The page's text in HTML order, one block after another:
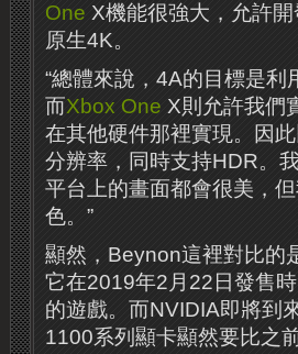
One X機能很強大，允許
原生4K。
“總體來說，4A的目標是
而Xbox One X則允許我們
在其他硬件那裡實現。因
分辨率，同時支持HDR。
平台上的畫面都會很美，
色。”
顯然，Beynon這裡對比的
它在2019年2月22日發售
的遊戲。而NVIDIA即將到
1100系列顯卡顯然要比之